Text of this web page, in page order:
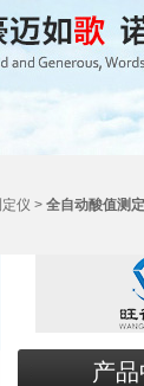
仪 > 全自动酸值测
产